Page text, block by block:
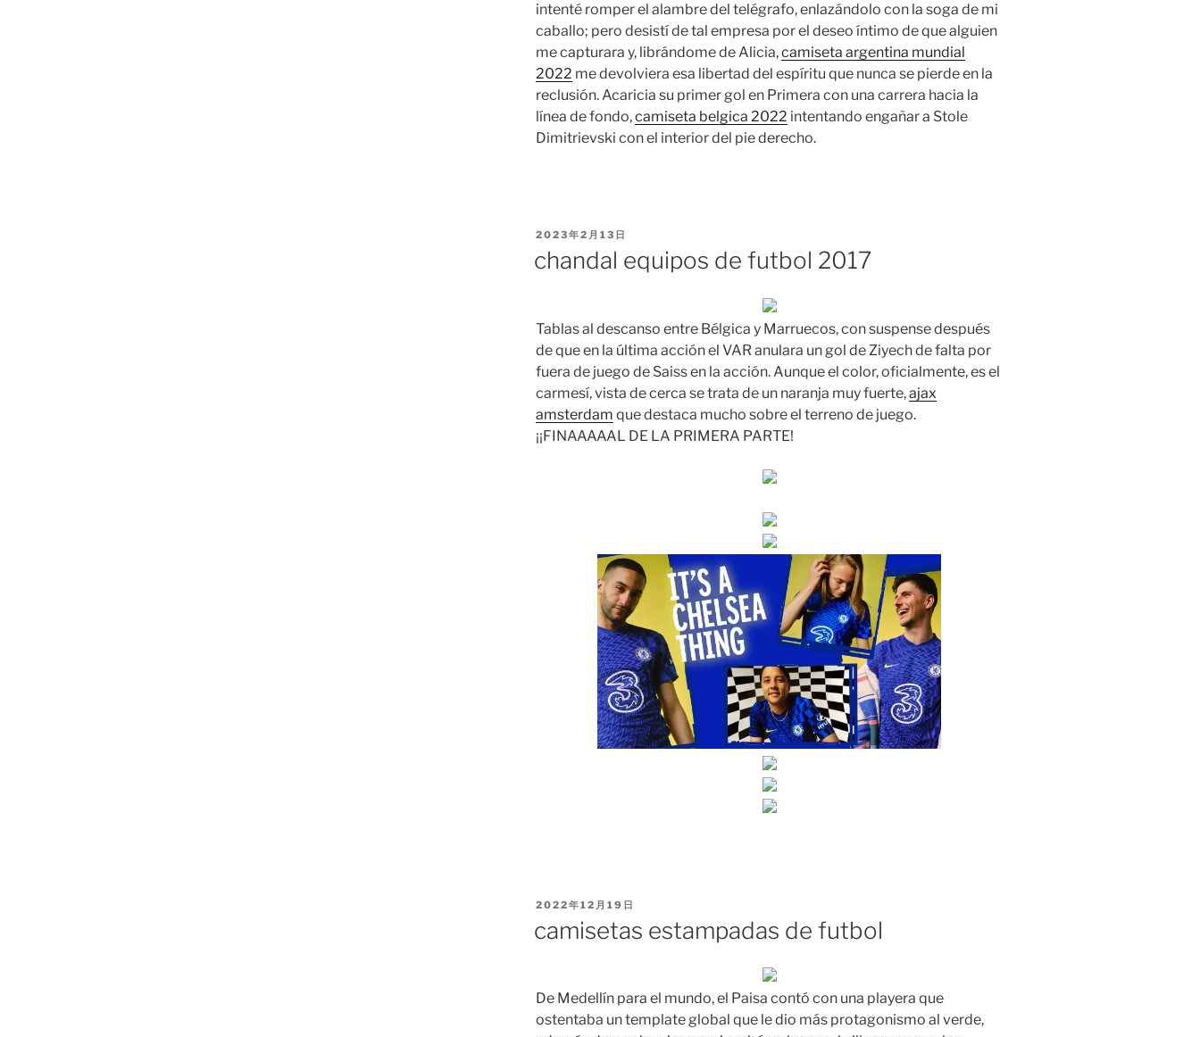
intenté romper el alambre del telégrafo, enlazándolo con la soga de mi
caballo; pero desistí de tal empresa por el deseo íntimo de que alguien
me capturara y, librándome de Alicia,camiseta argentina mundial
2022 me devolviera esa libertad del espíritu que nunca se pierde en la
reclusión. Acaricia su primer gol en Primera con una carrera hacia la
línea de fondo,camiseta belgica 2022 intentando engañar a Stole
Dimitrievski con el interior del pie derecho.
PUBLICADO
EL
2023年2月13日
chandal equipos de futbol 2017
Tablas al descanso entre Bélgica y Marruecos, con suspense después
de que en la última acción el VAR anulara un gol de Ziyech de falta por
fuera de juego de Saiss en la acción. Aunque el color, oficialmente, es el
carmesí, vista de cerca se trata de un naranja muy fuerte,ajax
amsterdam que destaca mucho sobre el terreno de juego.
¡¡FINAAAAAL DE LA PRIMERA PARTE!
PUBLICADO
2022年12月19日
camisetas estampadas de futbol
De Medellín para el mundo, el Paisa contó con una playera que
ostentaba un template global que le dio más protagonismo al verde,